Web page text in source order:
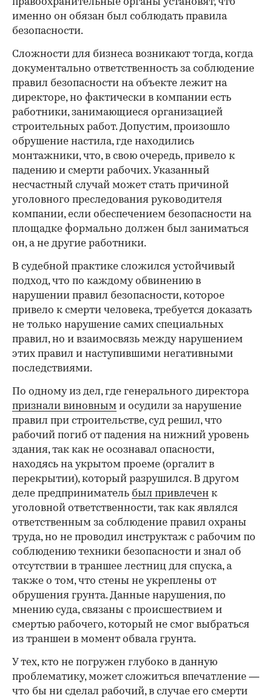
именно он обязан был соблюдать правила
безопасности.
Сложности для бизнеса возникают тогда, когда
документально ответственность за соблюдение
правил безопасности на объекте лежит на
директоре, но фактически в компании есть
работники, занимающиеся организацией
строительных работ. Допустим, произошло
обрушение настила, где находились
монтажники, что, в свою очередь, привело к
падению и смерти рабочих. Указанный
несчастный случай может стать причиной
уголовного преследования руководителя
компании, если обеспечением безопасности на
площадке формально должен был заниматься
он, а не другие работники.
В судебной практике сложился устойчивый
подход, что по каждому обвинению в
нарушении правил безопасности, которое
привело к смерти человека, требуется доказать
не только нарушение самих специальных
правил, но и взаимосвязь между нарушением
этих правил и наступившими негативными
последствиями.
По одному из дел, где генерального директора
признали виновным и осудили за нарушение
правил при строительстве, суд решил, что
рабочий погиб от падения на нижний уровень
здания, так как не осознавал опасности,
находясь на укрытом проеме (оргалит в
перекрытии), который разрушился. В другом
деле предприниматель был привлечен к
уголовной ответственности, так как являлся
ответственным за соблюдение правил охраны
труда, но не проводил инструктаж с рабочим по
соблюдению техники безопасности и знал об
отсутствии в траншее лестниц для спуска, а
также о том, что стены не укреплены от
обрушения грунта. Данные нарушения, по
мнению суда, связаны с происшествием и
смертью рабочего, который не смог выбраться
из траншеи в момент обвала грунта.
У тех, кто не погружен глубоко в данную
проблематику, может сложиться впечатление —
что бы ни сделал рабочий, в случае его смерти